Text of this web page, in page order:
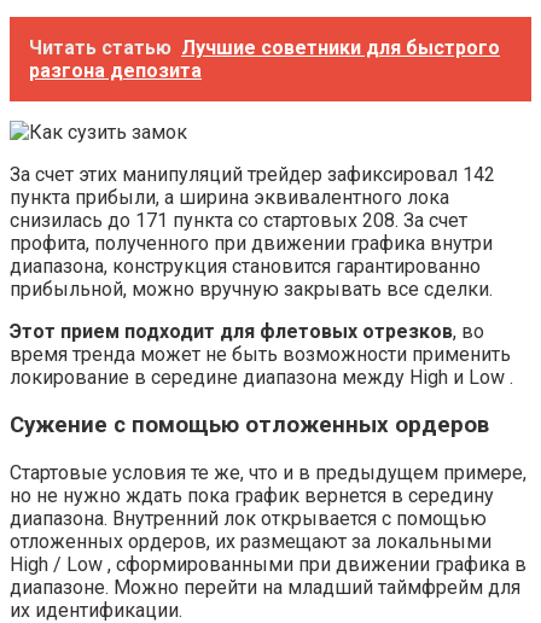
Читать статью Лучшие советники для быстрого
разгона депозита
За счет этих манипуляций трейдер зафиксировал 142
пункта прибыли, а ширина эквивалентного лока
снизилась до 171 пункта со стартовых 208. За счет
профита, полученного при движении графика внутри
диапазона, конструкция становится гарантированно
прибыльной, можно вручную закрывать все сделки.
Этот прием подходит для флетовых отрезков, во
время тренда может не быть возможности применить
локирование в середине диапазона между High и Low .
Сужение с помощью отложенных ордеров
Стартовые условия те же, что и в предыдущем примере,
но не нужно ждать пока график вернется в середину
диапазона. Внутренний лок открывается с помощью
отложенных ордеров, их размещают за локальными
High / Low , сформированными при движении графика в
диапазоне. Можно перейти на младший таймфрейм для
их идентификации.